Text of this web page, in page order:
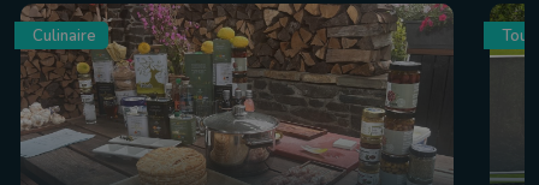
Culinaire